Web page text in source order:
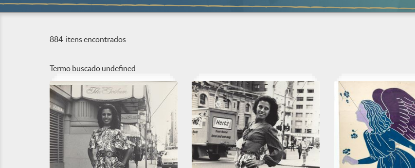
884 itens encontrados
Termo buscado undefined